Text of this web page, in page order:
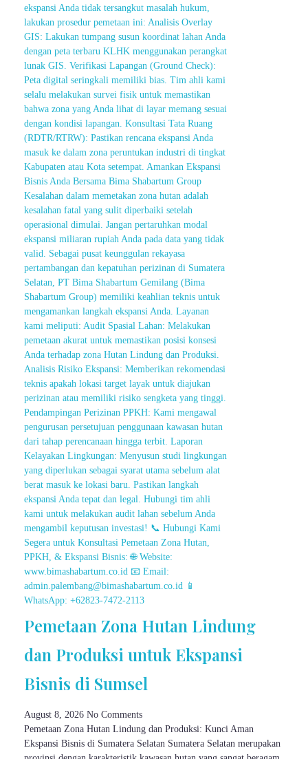
Pemetaan Zona Hutan Lindung
dan Produksi untuk Ekspansi
Bisnis di Sumsel
August 8, 2026 No Comments
Pemetaan Zona Hutan Lindung dan Produksi: Kunci Aman
Ekspansi Bisnis di Sumatera Selatan Sumatera Selatan merupakan